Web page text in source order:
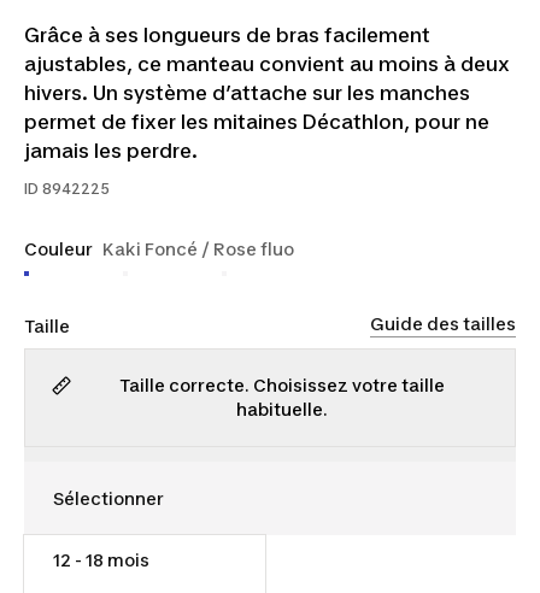
Grâce à ses longueurs de bras facilement
ajustables, ce manteau convient au moins à deux
hivers. Un système d’attache sur les manches
permet de fixer les mitaines Décathlon, pour ne
jamais les perdre.
ID 8942225
Couleur Kaki Foncé / Rose fluo
Taille Guide des tailles
Taille correcte. Choisissez votre taille
habituelle.
12 - 18 mois